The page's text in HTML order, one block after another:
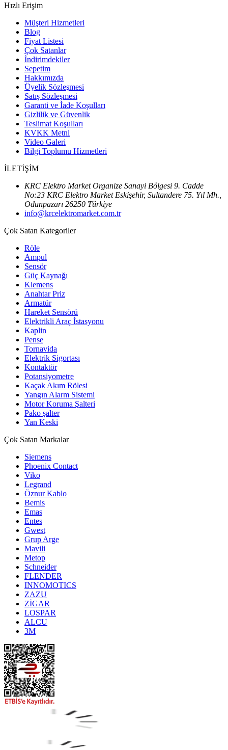
Hızlı Erişim
Müşteri Hizmetleri
Blog
Fiyat Listesi
Çok Satanlar
İndirimdekiler
Sepetim
Hakkımızda
Üyelik Sözleşmesi
Satış Sözleşmesi
Garanti ve İade Koşulları
Gizlilik ve Güvenlik
Teslimat Koşulları
KVKK Metni
Video Galeri
Bilgi Toplumu Hizmetleri
İLETİŞİM
KRC Elektro Market Organize Sanayi Bölgesi 9. Cadde
No:23 KRC Elektro Market Eskişehir, Sultandere 75. Yıl Mh.,
Odunpazarı 26250 Türkiye
info@krcelektromarket.com.tr
Çok Satan Kategoriler
Röle
Ampul
Sensör
Güç Kaynağı
Klemens
Anahtar Priz
Armatür
Hareket Sensörü
Elektrikli Araç İstasyonu
Kaplin
Pense
Tornavida
Elektrik Sigortası
Kontaktör
Potansiyometre
Kaçak Akım Rölesi
Yangın Alarm Sistemi
Motor Koruma Şalteri
Pako şalter
Yan Keski
Çok Satan Markalar
Siemens
Phoenix Contact
Viko
Legrand
Öznur Kablo
Bemis
Emas
Entes
Gwest
Grup Arge
Mavili
Metop
Schneider
FLENDER
INNOMOTICS
ZAZU
ZİGAR
LOSPAR
ALCU
3M